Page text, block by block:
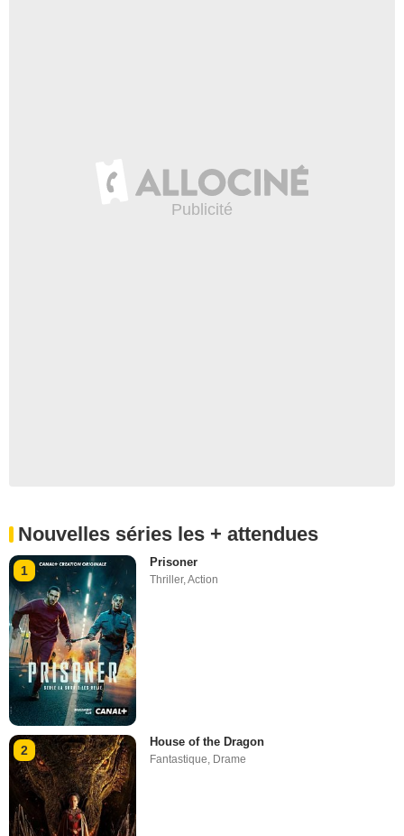
Nouvelles séries les + attendues
1
Prisoner
Thriller,Action
2
House of the Dragon
Fantastique Drame